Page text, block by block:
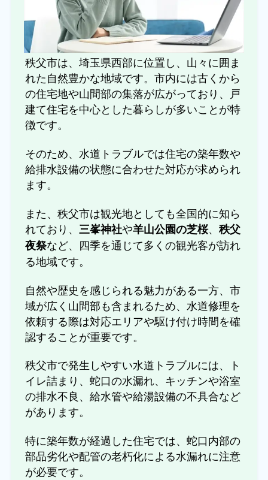
秩父市は、埼玉県西部に位置し、山々に囲ま
れた自然豊かな地域です。市内には古くから
の住宅地や山間部の集落が広がっており、戸
建て住宅を中心とした暮らしが多いことが特
徴です。
そのため、水道トラブルでは住宅の築年数や
給排水設備の状態に合わせた対応が求められ
ます。
また、秩父市は観光地としても全国的に知ら
れており、 三峯神社や羊山公園の芝桜、秩父
夜祭など、四季を通じて多くの観光客が訪れ
る地域です。
自然や歴史を感じられる魅力がある一方、市
域が広く山間部も含まれるため、水道修理を
依頼する際は対応エリアや駆け付け時間を確
認することが重要です。
秩父市で発生しやすい水道トラブルには、ト
イレ詰まり、蛇口の水漏れ、キッチンや浴室
の排水不良、給水管や給湯設備の不具合など
があります。
特に築年数が経過した住宅では、蛇口内部の
部品劣化や配管の老朽化による水漏れに注意
が必要です。